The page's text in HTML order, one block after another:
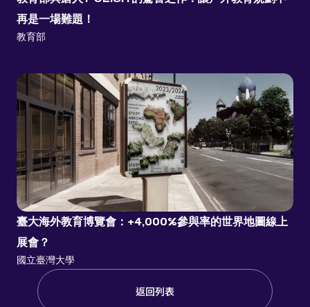
再是一場難題！
教育部
臺大海外教育博覽會：+4,000%參與率的世界地圖線上
展會？
國立臺灣大學
返回列表